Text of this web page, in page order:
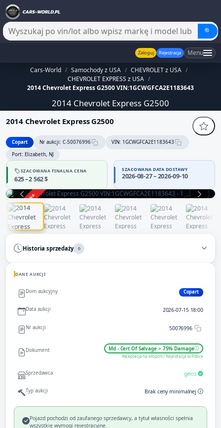
🔍
Zaloguj Rejestracja Menu
Cars-World / Samochody z USA / CHEVROLET z USA /
CHEVROLET EXPRESS z USA /
2014 Chevrolet Express G2500 VIN:1GCWGFCA2E1183643
2014 Chevrolet Express G2500
2014 Chevrolet Express G2500
Copart Nr aukcji: C-50076996
VIN: 1GCWGFCA2E1183643
Port: Elizabeth, NJ
SZACOWANA FINALNA CENA
625 – 2 562 $
SZACOWANA DATA DOSTAWY
2026-08-27 – 2026-09-10
ZAKOŃCZONA
Historia sprzedaży 0
DANE AUKCJI
Dom aukcyjny Copart
Data aukcji 2026-07-15 18:00
Nr aukcji 50076996
Dokument Md - Cert Of Salvage > 75% Damage
Akceptacja na eksport / Rejestracja w Polsce
Sprzedawca geico
Typ aukcji Brak ceny minimalnej
Pojazd pochodzi od zaufanego sprzedawcy, a tytuł własności spełnia
wszystkie wymogi rejestracyjne.